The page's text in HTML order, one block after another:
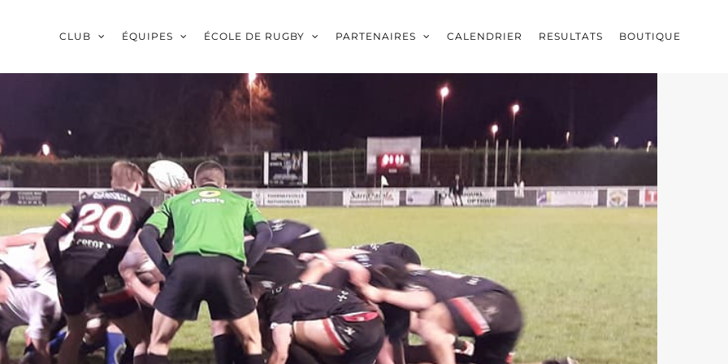
CLUB ÉQUIPES ÉCOLE DE RUGBY PARTENAIRES CALENDRIER RESULTATS BOUTIQUE